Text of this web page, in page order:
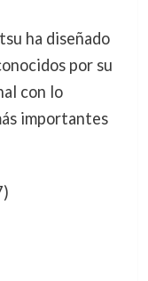
ha diseñado
por su
con lo
importantes